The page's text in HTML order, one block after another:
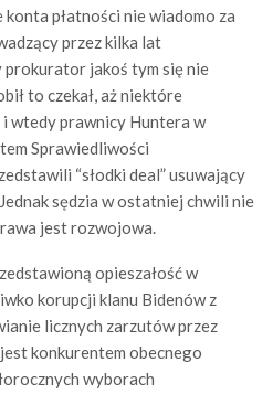
płatności nie wiadomo za
przez kilka lat
prokurator jakoś tym się nie
to czekał, aż niektóre
wtedy prawnicy Huntera w
Sprawiedliwości
“słodki deal” usuwający
sędzia w ostatniej chwili nie
jest rozwojowa.
opieszałość w
korupcji klanu Bidenów z
licznych zarzutów przez
konkurentem obecnego
wyborach